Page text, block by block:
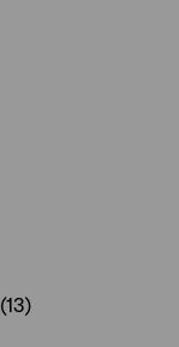
(13)